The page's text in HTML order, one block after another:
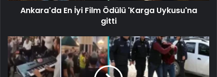
Ankara'da En İyi Film Ödülü 'Karga Uykusu'na
gitti